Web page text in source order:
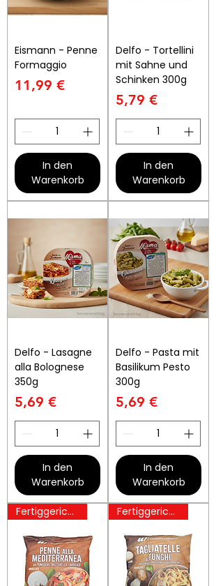
Eismann - Penne
Formaggio
Preis
11,99 €
In den
Warenkorb
Delfo - Tortellini
mit Sahne und
Schinken 300g
Preis
5,79 €
In den
Warenkorb
Delfo - Lasagne
alla Bolognese
350g
Preis
5,69 €
In den
Warenkorb
Delfo - Pasta mit
Basilikum Pesto
300g
Preis
5,69 €
In den
Warenkorb
Fertiggerichte Fertiggerichte